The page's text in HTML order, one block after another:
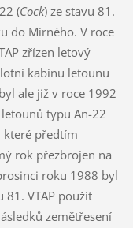
(Cock) ze stavu 81.
do Mirného. V roce
zřízen letový
kabinu letounu
ale již v roce 1992
typu An-22
které předtím
rok přezbrojen na
roku 1988 byl
81. VTAP použit
zemětřesení